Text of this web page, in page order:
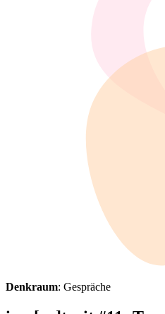
Denkraum: Gespräche